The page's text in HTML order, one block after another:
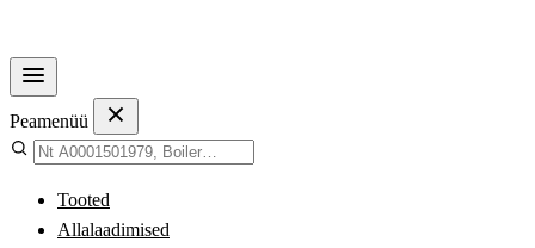
Peamenüü
Tooted
Allalaadimised